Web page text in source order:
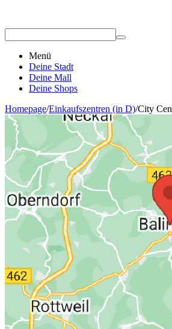
Menü
Deine Stadt
Deine Mall
Deine Shops
Homepage/Einkaufszentren (in D)/City